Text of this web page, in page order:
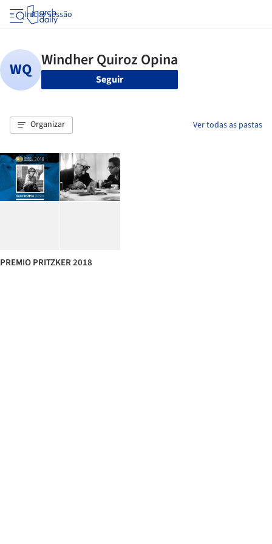
Iniciar sessão
Seguir
Organizar Ver todas as pastas
PREMIO PRITZKER 2018